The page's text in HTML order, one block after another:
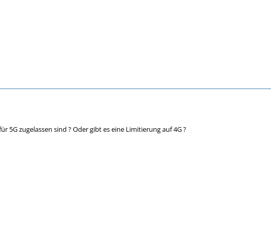
5G zugelassen sind ? Oder gibt es eine Limitierung auf 4G ?